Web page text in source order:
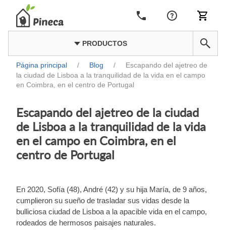
PRODUCTOS
Página principal / Blog /
Escapando del ajetreo de
la ciudad de Lisboa a la tranquilidad de la vida en el campo
en Coimbra, en el centro de Portugal
Escapando del ajetreo de la ciudad
de Lisboa a la tranquilidad de la vida
en el campo en Coimbra, en el
centro de Portugal
En 2020, Sofía (48), André (42) y su hija María, de 9 años,
cumplieron su sueño de trasladar sus vidas desde la
bulliciosa ciudad de Lisboa a la apacible vida en el campo,
rodeados de hermosos paisajes naturales.